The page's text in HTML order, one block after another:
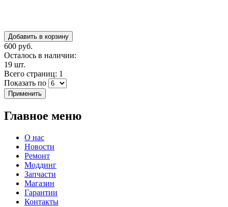
600 руб.
Осталось в наличии:
19 шт.
Всего страниц: 1
Показать по
Главное меню
О нас
Новости
Ремонт
Моддинг
Запчасти
Магазин
Гарантии
Контакты